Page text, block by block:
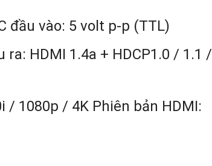
đầu vào: 5 volt p-p (TTL)
HDMI 1.4a + HDCP1.0 / 1.1 /
/ 1080p / 4K Phiên bản HDMI: